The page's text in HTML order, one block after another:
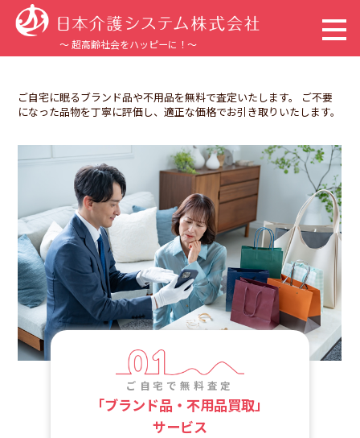
～ 超高齢社会をハッピーに！～
事業内容
サステナビリティ
採用情報
新着情報
お問い合わせ
ご自宅に眠るブランド品や不用品を無料で査定いたします。
ご不要
になった品物を丁寧に評価し、適正な価格でお引き取りいたします。
ご自宅で無料査定
「ブランド品・不用品買取」
サービス